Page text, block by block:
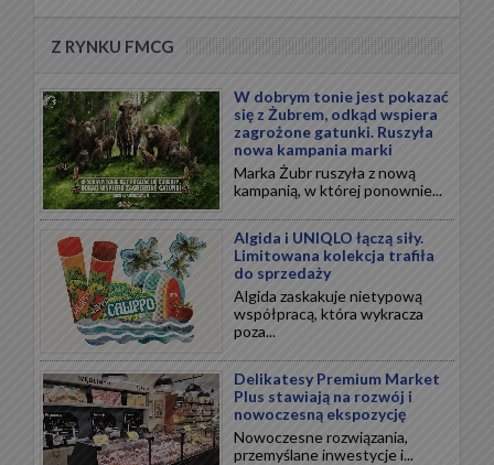
Z RYNKU FMCG
W dobrym tonie jest pokazać
się z Żubrem, odkąd wspiera
zagrożone gatunki. Ruszyła
nowa kampania marki
Marka Żubr ruszyła z nową
kampanią, w której ponownie...
Algida i UNIQLO łączą siły.
Limitowana kolekcja trafiła
do sprzedaży
Algida zaskakuje nietypową
współpracą, która wykracza
poza...
Delikatesy Premium Market
Plus stawiają na rozwój i
nowoczesną ekspozycję
Nowoczesne rozwiązania,
przemyślane inwestycje i...